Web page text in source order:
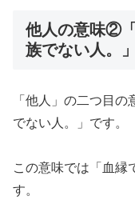
他人の意味②
族でない人。」
「他人」の二つ目
でない人。」です。
この意味では「血縁
す。